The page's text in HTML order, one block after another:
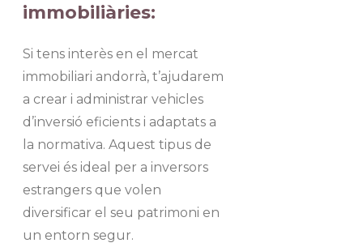
immobiliàries:
Si tens interès en el mercat
immobiliari andorrà, t’ajudarem
a crear i administrar vehicles
d’inversió eficients i adaptats a
la normativa. Aquest tipus de
servei és ideal per a inversors
estrangers que volen
diversificar el seu patrimoni en
un entorn segur.